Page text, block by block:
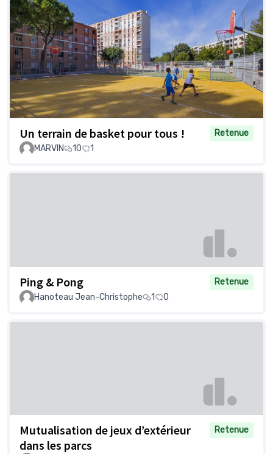
Un terrain de basket pour tous !
Retenue
MARVIN
10 1
Ping & Pong
Retenue
Hanoteau Jean-Christophe
1 0
Mutualisation de jeux d’extérieur
dans les parcs
Retenue